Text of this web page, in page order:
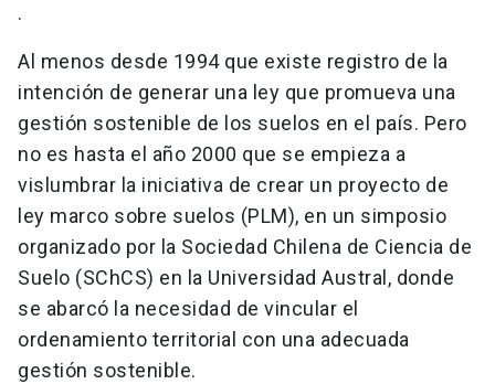
.
Al menos desde 1994 que existe registro de la
intención de generar una ley que promueva una
gestión sostenible de los suelos en el país. Pero
no es hasta el año 2000 que se empieza a
vislumbrar la iniciativa de crear un proyecto de
ley marco sobre suelos (PLM), en un simposio
organizado por la Sociedad Chilena de Ciencia de
Suelo (SChCS) en la Universidad Austral, donde
se abarcó la necesidad de vincular el
ordenamiento territorial con una adecuada
gestión sostenible.